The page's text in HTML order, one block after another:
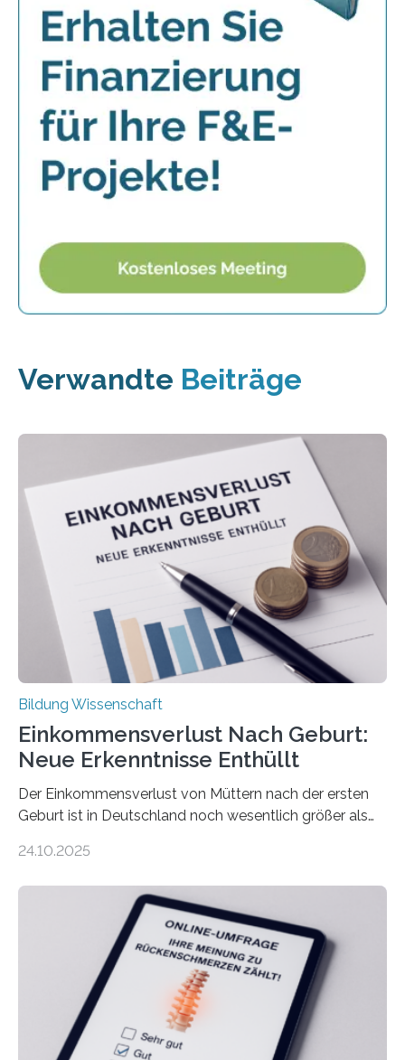
Verwandte Beiträge
Bildung Wissenschaft
Einkommensverlust Nach Geburt:
Neue Erkenntnisse Enthüllt
Der Einkommensverlust von Müttern nach der ersten
Geburt ist in Deutschland noch wesentlich größer als
nach der Geburt durchschnittlich fast 30.000 Euro
langfristigen Auswirkungen auf Karriere und die spätere
Rente. Bisherige Schätzungen lagen bei rund 20.000
Euro und damit etwa 30 Prozent zu niedrig. Zu diesem
Ergebnis kommt eine neue Studie des ZEW Mannheim
mit der Universität Tilburg. „Werden Frauen unter 30
Jahren erstmals…
24.10.2025